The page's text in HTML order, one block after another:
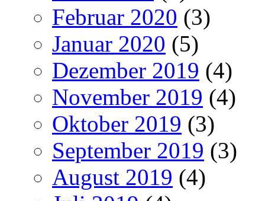
Februar 2020 (3)
Januar 2020 (5)
Dezember 2019 (4)
November 2019 (4)
Oktober 2019 (3)
September 2019 (3)
August 2019 (4)